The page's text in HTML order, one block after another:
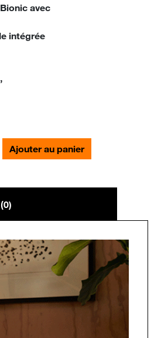
avec
intégrée
Ajouter au panier